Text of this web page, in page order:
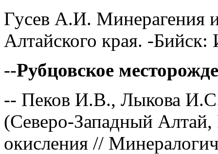
Гусев А.И. Минерагения
Алтайского края. -
--Рубцовское
-- Пеков И.В., Лыкова
(Северо-Западный
окисления //